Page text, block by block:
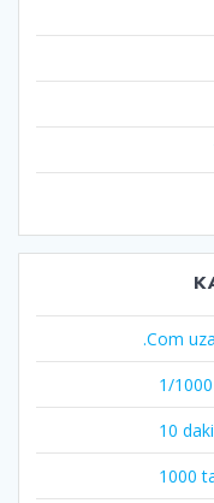
.Com
1/
10
1000